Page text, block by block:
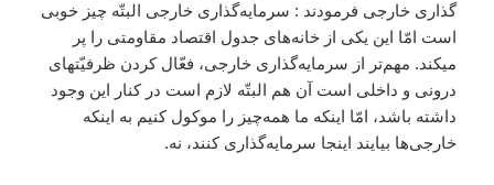
گذاری خارجی فرمودند : سرمایه‌گذاری خارجی البتّه چیز خوبی
است امّا این یکی از خانه‌های جدول اقتصاد مقاومتی را پر
میکند. مهم‌تر از سرمایه‌گذاری خارجی، فعّال کردن ظرفیّتهای
درونی و داخلی است آن هم البتّه لازم است در کنار این وجود
داشته باشد، امّا اینکه ما همه‌چیز را موکول کنیم به اینکه
خارجی‌ها بیایند اینجا سرمایه‌گذاری کنند، نه.